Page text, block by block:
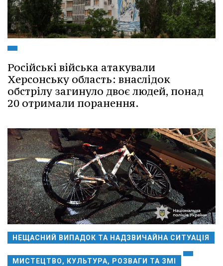
Російські війська атакували
Херсонську область: внаслідок
обстрілу загинуло двоє людей, понад
20 отримали поранення.
НЕЩАСНИЙ ВИПАДОК ТА НАДЗВИЧАЙНА СИТУАЦІЯ
МИСТЕЦТВО, КУЛЬТУРА, РОЗВАГИ ТА ЗМІ